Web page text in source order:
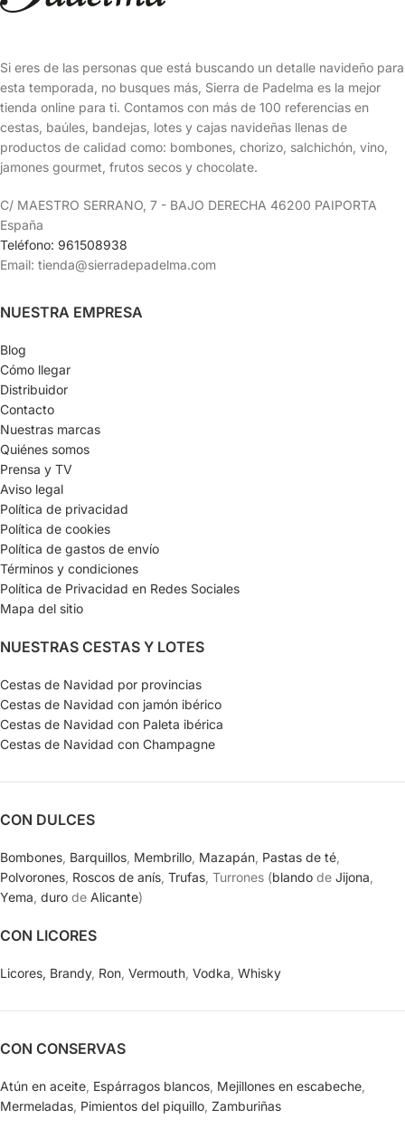
Si eres de las personas que está buscando un detalle navideño para
esta temporada, no busques más, Sierra de Padelma es la mejor
tienda online para ti. Contamos con más de 100 referencias en
cestas, baúles, bandejas, lotes y cajas navideñas llenas de
productos de calidad como: bombones, chorizo, salchichón, vino,
jamones gourmet, frutos secos y chocolate.
C/ MAESTRO SERRANO, 7 - BAJO DERECHA 46200 PAIPORTA
España
Teléfono: 961508938
Email: tienda@sierradepadelma.com
NUESTRA EMPRESA
Blog
Cómo llegar
Distribuidor
Contacto
Nuestras marcas
Quiénes somos
Prensa y TV
Aviso legal
Política de privacidad
Política de cookies
Política de gastos de envío
Términos y condiciones
Política de Privacidad en Redes Sociales
Mapa del sitio
NUESTRAS CESTAS Y LOTES
Cestas de Navidad por provincias
Cestas de Navidad con jamón ibérico
Cestas de Navidad con Paleta ibérica
Cestas de Navidad con Champagne
CON DULCES
Bombones Barquillos Membrillo Mazapán Pastas de té
Polvorones Roscos de anís Trufas , Turrones (blando de Jijona
Yema duro de Alicante)
CON LICORES
Licores, Brandy, Ron Vermouth Vodka Whisky
CON CONSERVAS
Atún en aceite Espárragos blancos Mejillones en escabeche
Mermeladas Pimientos del piquillo Zamburiñas